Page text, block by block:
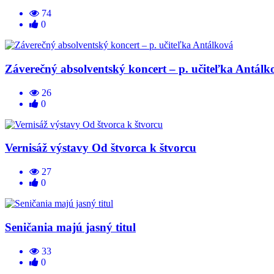
74
0
Záverečný absolventský koncert – p. učiteľka
26
0
Vernisáž výstavy Od štvorca k štvorcu
27
0
Seničania majú jasný titul
33
0